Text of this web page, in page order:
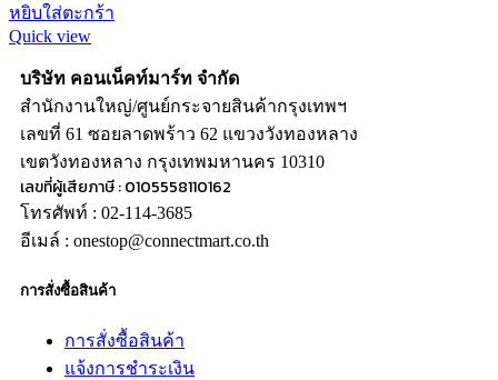
หยิบใส่ตะกร้า
Quick view
บริษัท คอนเน็คท์มาร์ท จำกัด
สำนักงานใหญ่/ศูนย์กระจายสินค้ากรุงเทพฯ
เลขที่ 61 ซอยลาดพร้าว 62 แขวงวังทองหลาง
เขตวังทองหลาง กรุงเทพมหานคร 10310
เลขที่ผู้เสียภาษี : 0105558110162
โทรศัพท์ : 02-114-3685
อีเมล์ : onestop@connectmart.co.th
การสั่งซื้อสินค้า
การสั่งซื้อสินค้า
แจ้งการชำระเงิน